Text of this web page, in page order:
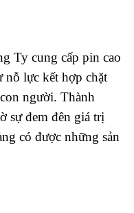
Ty cung cấp pin cao
nỗ lực kết hợp chặt
người. Thành
sự đem đên giá trị
có được những sản